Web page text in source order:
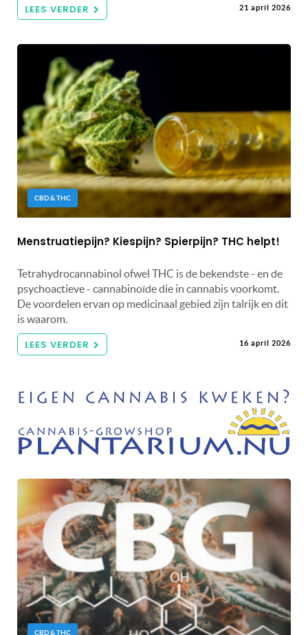
LEES VERDER 21 april 2026
CBD & THC
Menstruatiepijn? Kiespijn? Spierpijn? THC helpt!
Tetrahydrocannabinol ofwel THC is de bekendste - en de
psychoactieve - cannabinoïde die in cannabis voorkomt.
De voordelen ervan op medicinaal gebied zijn talrijk en dit
is waarom.
LEES VERDER 16 april 2026
CBD & THC